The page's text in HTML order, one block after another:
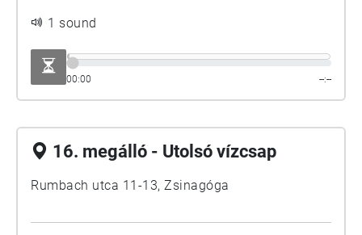
1 sound
00:00 --:--
16. megálló - Utolsó vízcsap
Rumbach utca 11-13, Zsinagóga